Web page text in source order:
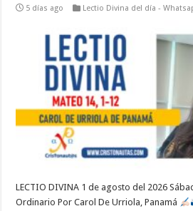
5 días ago Lectio Divina del día -
LECTIO DIVINA 1 de agosto del 2026
Ordinario Por Carol De Urriola, Panamá